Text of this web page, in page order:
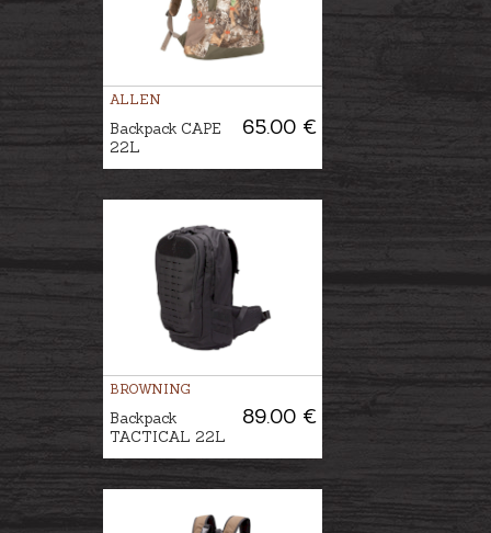
ALLEN
65.00 €
Backpack CAPE
22L
BROWNING
89.00 €
Backpack
TACTICAL 22L